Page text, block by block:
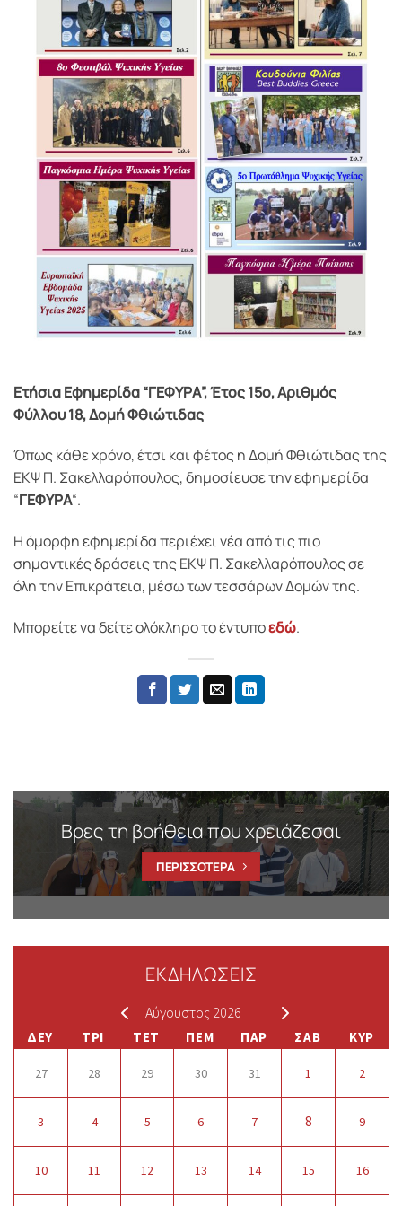
Ετήσια Εφημερίδα “ΓΕΦΥΡΑ”, Έτος 15ο, Αριθμός
Φύλλου 18, Δομή Φθιώτιδας
Όπως κάθε χρόνο, έτσι και φέτος η Δομή Φθιώτιδας της
ΕΚΨ Π. Σακελλαρόπουλος, δημοσίευσε την εφημερίδα
“ΓΕΦΥΡΑ“.
Η όμορφη εφημερίδα περιέχει νέα από τις πιο
σημαντικές δράσεις της ΕΚΨ Π. Σακελλαρόπουλος σε
όλη την Επικράτεια, μέσω των τεσσάρων Δομών της.
Μπορείτε να δείτε ολόκληρο το έντυποεδώ.
Βρες τη βοήθεια που χρειάζεσαι
ΠΕΡΙΣΣΟΤΕΡΑ
ΕΚΔΗΛΩΣΕΙΣ
Αύγουστος 2026
ΔΕΥ ΤΡΙ ΤΕΤ ΠΕΜ ΠΑΡ ΣΑΒ ΚΥΡ
27 28 29 30 31 1 2
3 4 5 6 7 8 9
10 11 12 13 14 15 16